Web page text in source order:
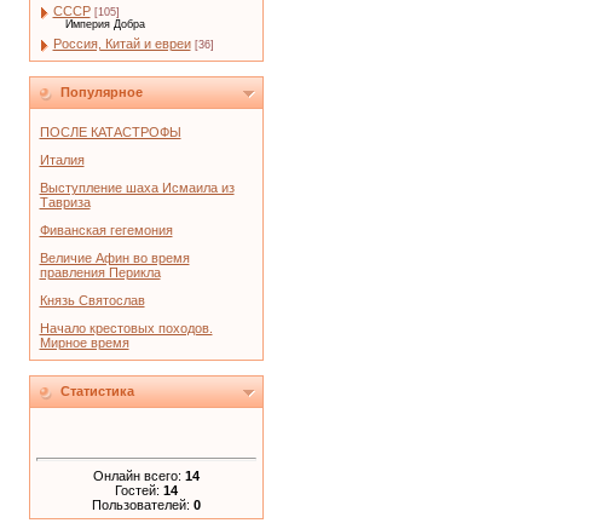
СССР [105]
Империя Добра
Россия, Китай и евреи [36]
Популярное
ПОСЛЕ КАТАСТРОФЫ
Италия
Выступление шаха Исмаила из
Тавриза
Фиванская гегемония
Величие Афин во время
правления Перикла
Князь Святослав
Начало крестовых походов.
Мирное время
Статистика
Онлайн всего: 14
Гостей: 14
Пользователей: 0